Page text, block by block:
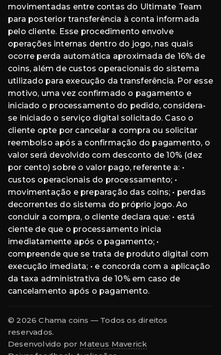
movimentadas entre contas do Ultimate Team
para posterior transferência à conta informada
pelo cliente. Esse procedimento envolve
operações internas dentro do jogo, nas quais
ocorre perda automática aproximada de 16% de
coins, além de custos operacionais do sistema
utilizado para execução da transferência. Por esse
motivo, uma vez confirmado o pagamento e
iniciado o processamento do pedido, considera-
se iniciado o serviço digital solicitado. Caso o
cliente opte por cancelar a compra ou solicitar
reembolso após a confirmação do pagamento, o
valor será devolvido com desconto de 10% (dez
por cento) sobre o valor pago, referente a: •
custos operacionais do processamento; •
movimentação e preparação das coins; • perdas
decorrentes do sistema do próprio jogo. Ao
concluir a compra, o cliente declara que: • está
ciente de que o processamento inicia
imediatamente após o pagamento; •
compreende que se trata de produto digital com
execução imediata; • e concorda com a aplicação
da taxa administrativa de 10% em caso de
cancelamento após o pagamento.
© 2026 Chama coins — Todos os direitos
reservados.
Desenvolvido por Mateus Maverick